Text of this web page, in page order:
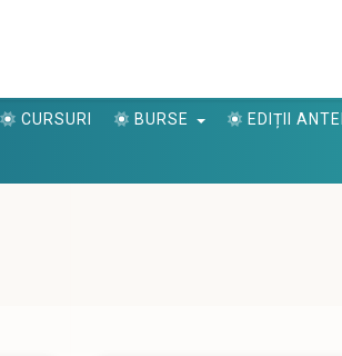
CURSURI BURSE EDIȚII